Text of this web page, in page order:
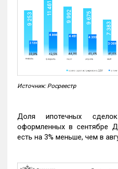
Источник: Росреестр
Доля ипотечных
оформленных в сентябре
есть на 3% меньше, чем в